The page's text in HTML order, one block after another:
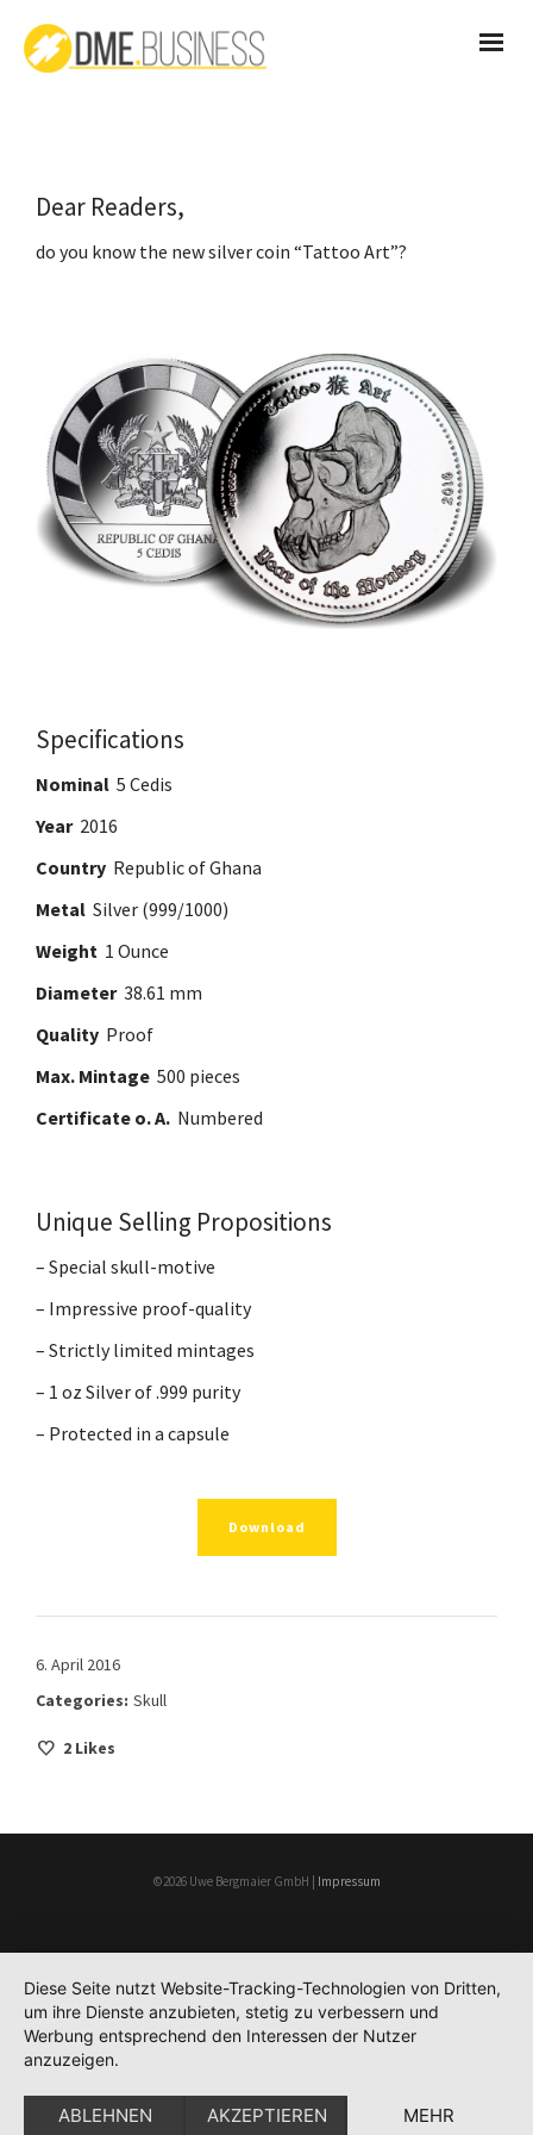
Dear Readers,
do you know the new silver coin “Tattoo Art”?
Specifications
Nominal 5 Cedis
Year2016
Country Republic of Ghana
Metal Silver (999/1000)
Weight 1 Ounce
Diameter 38.61 mm
Quality Proof
Max. Mintage 500 pieces
Certificate o. A. Numbered
Unique Selling Propositions
– Special skull-motive
– Impressive proof-quality
– Strictly limited mintages
– 1 oz Silver of .999 purity
– Protected in a capsule
Download
6. April 2016
Categories: Skull
2 Likes
©2026 Uwe Bergmaier GmbH | Impressum
Diese Seite nutzt Website-Tracking-Technologien von Dritten,
um ihre Dienste anzubieten, stetig zu verbessern und
Werbung entsprechend den Interessen der Nutzer
anzuzeigen.
ABLEHNEN AKZEPTIEREN MEHR